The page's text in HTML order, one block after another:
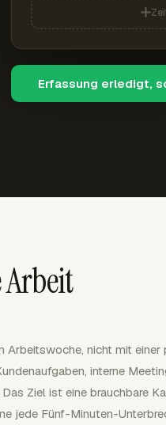
Erfassung erledigt,
Arbeitswoche, nicht mit
interne
Ziel ist eine brauchbare
jede Fünf-Minuten-